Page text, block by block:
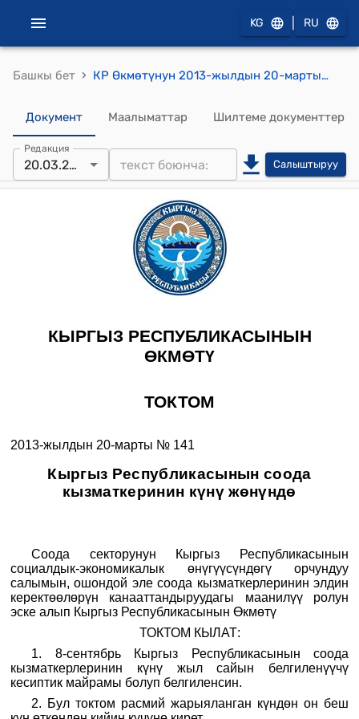
KG RU
Башкы бет › КР Өкмөтүнун 2013-жылдын 20-мартындагы № 141 "Кыргыз Республикасынын соода кызматкеринин күнү жөнүндө" токтому
Документ Маалыматтар Шилтеме документтер
Редакция
20.03.2013 Салыштыруу